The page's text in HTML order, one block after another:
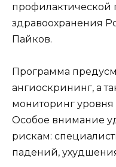
профилактической
здравоохранения
Пайков.
Программа
ангиоскрининг, а
мониторинг уровня
Особое внимание
рискам:
падений,